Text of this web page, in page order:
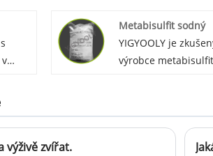
globální zákazníky.
spolupráce jsme
chválu od
vysoce kvalitními
po
Metabisulfit sodný
YIGYOOLY je
výrobce
zákazníkům vždy
výživě zvířat.